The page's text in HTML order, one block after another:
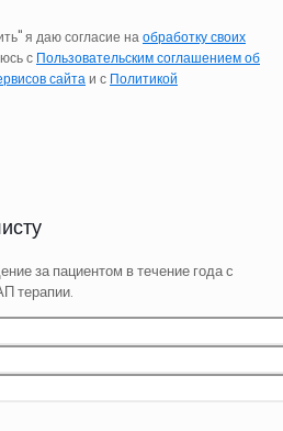
я даю согласие наобработку своих
с Пользовательским соглашением об
сайтаи с Политикой
за пациентом в течение года с
терапии.